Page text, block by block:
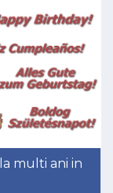
multi ani in